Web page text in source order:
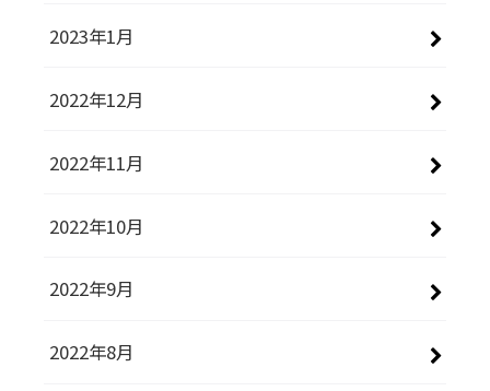
2023年1月
2022年12月
2022年11月
2022年10月
2022年9月
2022年8月